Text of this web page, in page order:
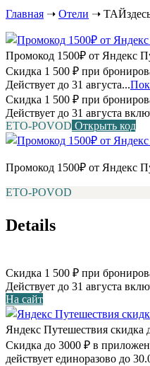
Главная ➝ Отели ➝
Промокод 1500₽ от Яндекс
Скидка 1 500 ₽ при
Действует до 31 августа...
Скидка 1 500 ₽ при
Действует до 31 августа
ETO-POVOD Открыть код
Промокод 1500₽ от Яндекс
ETO-POVOD
Details
Скидка 1 500 ₽ при
Действует до 31 августа
На сайт
Яндекс Путешествия скидка
Скидка до 3000 ₽ в
действует единоразово до